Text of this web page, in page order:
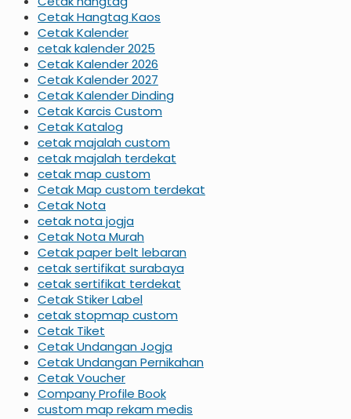
Cetak Hangtag Kaos
Cetak Kalender
cetak kalender 2025
Cetak Kalender 2026
Cetak Kalender 2027
Cetak Kalender Dinding
Cetak Karcis Custom
Cetak Katalog
cetak majalah custom
cetak majalah terdekat
cetak map custom
Cetak Map custom terdekat
Cetak Nota
cetak nota jogja
Cetak Nota Murah
Cetak paper belt lebaran
cetak sertifikat surabaya
cetak sertifikat terdekat
Cetak Stiker Label
cetak stopmap custom
Cetak Tiket
Cetak Undangan Jogja
Cetak Undangan Pernikahan
Cetak Voucher
Company Profile Book
custom map rekam medis